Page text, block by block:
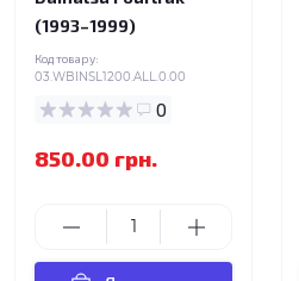
(1993–1999)
Код товару:
03.WBINSL1200.ALL.0.00
0
850.00 грн.